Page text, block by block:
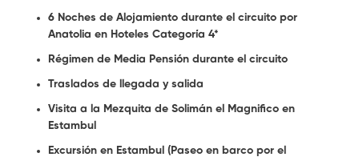
6 Noches de Alojamiento durante el circuito por
Anatolia en Hoteles Categoría 4*
Régimen de Media Pensión durante el circuito
Traslados de llegada y salida
Visita a la Mezquita de Solimán el Magnifico en
Estambul
Excursión en Estambul (Paseo en barco por el